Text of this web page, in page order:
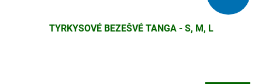
TYRKYSOVÉ BEZEŠVÉ TANGA - S, M, L